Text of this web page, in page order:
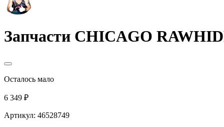
Запчасти CHICAGO
Осталось мало
6 349 ₽
Артикул: 46528749